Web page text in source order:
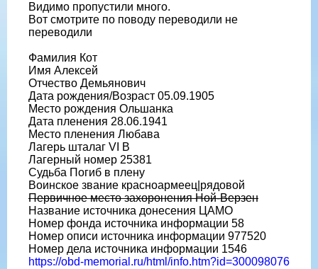
Видимо пропустили много.
Вот смотрите по поводу переводили не
переводили
Фамилия Кот
Имя Алексей
Отчество Демьянович
Дата рождения/Возраст 05.09.1905
Место рождения Ольшанка
Дата пленения 28.06.1941
Место пленения Любава
Лагерь шталаг VI B
Лагерный номер 25381
Судьба Погиб в плену
Воинское звание красноармеец|рядовой
Первичное место захоронения Ной-Верзен
Название источника донесения ЦАМО
Номер фонда источника информации 58
Номер описи источника информации 977520
Номер дела источника информации 1546
https://obd-memorial.ru/html/info.htm?id=300098076